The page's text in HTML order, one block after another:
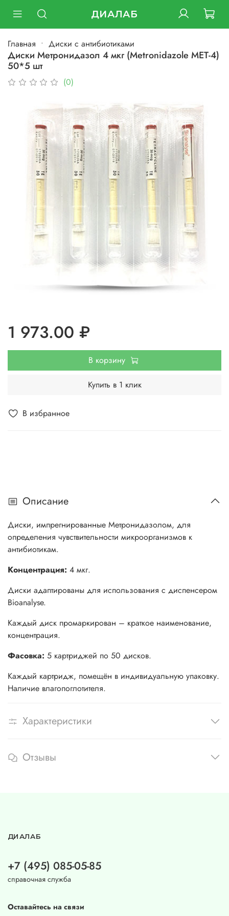
ДИАЛАБ
Главная Диски с антибиотиками
Диски Метронидазол 4 мкг (Metronidazole MET-4)
50*5 шт
(0)
В избранное
1 973.00 ₽
В корзину
Купить в 1 клик
Описание
Диски, импрегнированные Метронидазолом, для
определения чувствительности микроорганизмов к
антибиотикам.
Концентрация: 4 мкг.
Диски адаптированы для использования с диспенсером
Bioanalyse.
Каждый диск промаркирован – краткое наименование,
концентрация.
Фасовка: 5 картриджей по 50 дисков.
Каждый картридж, помещён в индивидуальную упаковку.
Наличие влагопоглотителя.
Характеристики
Отзывы
ДИАЛАБ
+7 (495) 085-05-85
справочная служба
Оставайтесь на связи